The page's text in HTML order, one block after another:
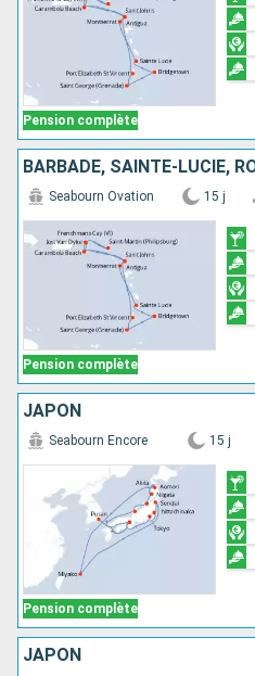
Pension complète
Pension complète
Seabourn Ovation 15 j
JAPON
Pension complète
Seabourn Encore 15 j
JAPON